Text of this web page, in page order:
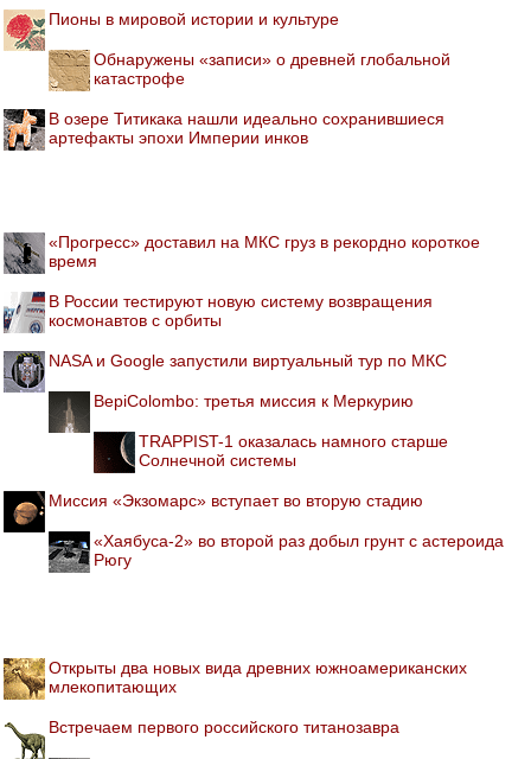
Пионы в мировой истории и культуре
Обнаружены «записи» о древней глобальной
катастрофе
В озере Титикака нашли идеально сохранившиеся
артефакты эпохи Империи инков
«Прогресс» доставил на МКС груз в рекордно короткое
время
В России тестируют новую систему возвращения
космонавтов с орбиты
NASA и Google запустили виртуальный тур по МКС
BepiColombo: третья миссия к Меркурию
TRAPPIST-1 оказалась намного старше
Солнечной системы
Миссия «Экзомарс» вступает во вторую стадию
«Хаябуса-2» во второй раз добыл грунт с астероида
Рюгу
Открыты два новых вида древних южноамериканских
млекопитающих
Встречаем первого российского титанозавра